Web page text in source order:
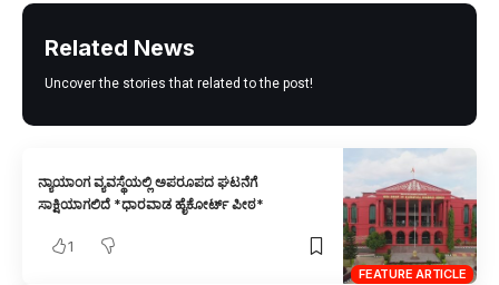
Related News
Uncover the stories that related to the post!
FEATURE ARTICLE
ನ್ಯಾಯಾಂಗ ವ್ಯವಸ್ಥೆಯಲ್ಲಿ ಅಪರೂಪದ ಘಟನೆಗೆ
ಸಾಕ್ಷಿಯಾಗಲಿದೆ *ಧಾರವಾಡ ಹೈಕೋರ್ಟ್ ಪೀಠ*
1